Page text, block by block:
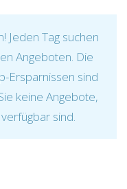
Jeden Tag suchen
Angeboten. Die
Ersparnissen sind
keine Angebote,
sind.